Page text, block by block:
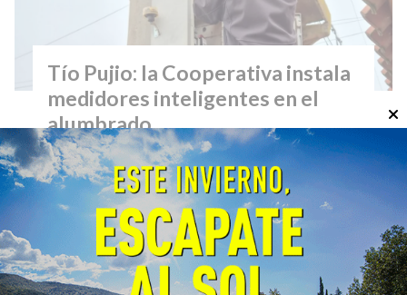
Tío Pujio: la Cooperativa instala
medidores inteligentes en el
alumbrado
EcoObjetivo
General
07/08/2026
En los últimos días se comenzaron los
trabajos para incorporar en el sistema de
alumbrado público de la localidad tecnología
de vanguardia que mejora la eficiencia
energética.